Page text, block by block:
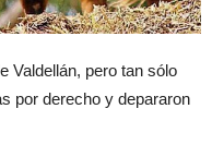
Valdellán, pero tan sólo
por derecho y depararon